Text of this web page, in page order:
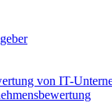
von IT-